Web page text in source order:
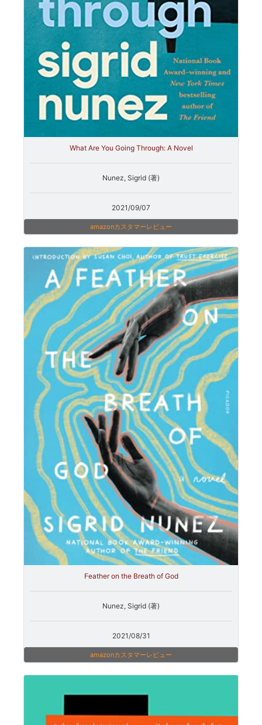
What Are You Going Through: A Novel
Nunez, Sigrid (著)
2021/09/07
amazonカスタマーレビュー
Feather on the Breath of God
Nunez, Sigrid (著)
2021/08/31
amazonカスタマーレビュー